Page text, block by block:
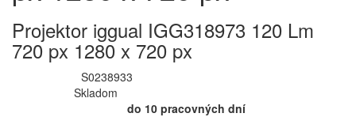
Projektor iggual IGG318973 120 Lm
720 px 1280 x 720 px
S0238933
Skladom
do 10 pracovných dní